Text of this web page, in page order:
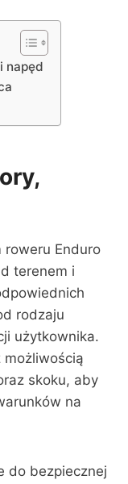
napęd
roweru Enduro
terenem i
rodzaju
użytkownika.
skoku, aby
na
do bezpiecznej